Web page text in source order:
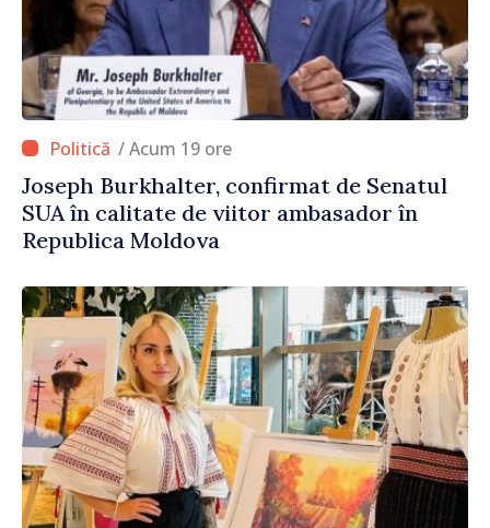
/ Acum 19 ore
Joseph Burkhalter, confirmat de Senatul
SUA în calitate de viitor ambasador în
Republica Moldova